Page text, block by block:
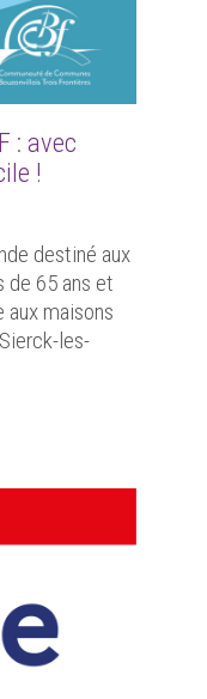
: avec
!
destiné aux
de 65 ans et
aux maisons
les-